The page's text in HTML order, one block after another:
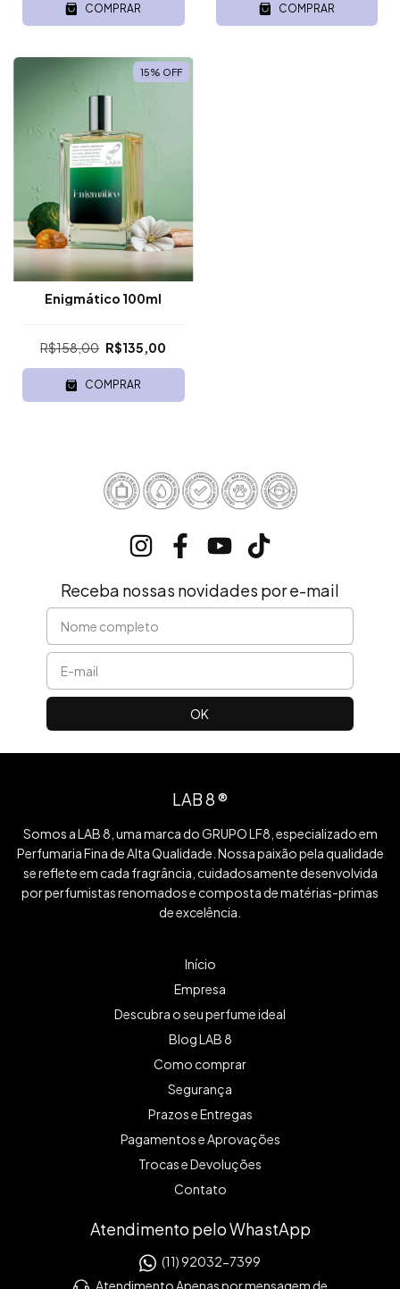
COMPRAR COMPRAR
15% OFF
Enigmático 100ml
R$158,00 R$135,00
COMPRAR
Receba nossas novidades por e-mail
LAB 8 ®
Somos a LAB 8, uma marca do GRUPO LF8, especializado em
Perfumaria Fina de Alta Qualidade. Nossa paixão pela qualidade
se reflete em cada fragrância, cuidadosamente desenvolvida
por perfumistas renomados e composta de matérias-primas
de excelência.
Início
Empresa
Descubra o seu perfume ideal
Blog LAB 8
Como comprar
Segurança
Prazos e Entregas
Pagamentos e Aprovações
Trocas e Devoluções
Contato
Atendimento pelo WhastApp
(11) 92032-7399
Atendimento Apenas por mensagem de